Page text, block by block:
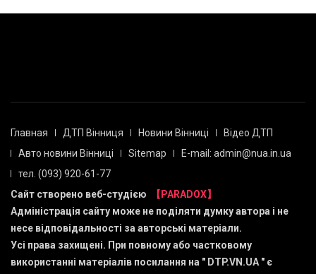
Главная ДТП Вінниця Новини Вінниці
Відео ДТП
Авто новини Вінниці
Sitemap
E-mail: admin@nua.in.ua
тел. (093) 920-61-77
Сайт створено веб-студією
【PARADOX】
Адміністрація сайту може не поділяти думку автора і не
несе відповідальності за авторські матеріали.
Усі права захищені. При повному або частковому
використанні матеріалів посилання на " DTP.VN.UA " є